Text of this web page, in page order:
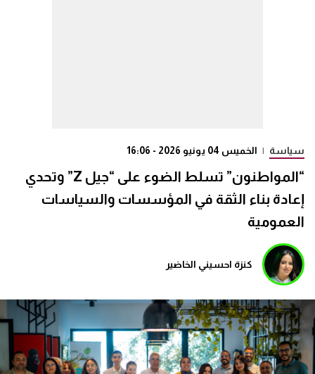
سياسة | الخميس 04 يونيو 2026 - 16:06
“المواطنون” تسلط الضوء على “جيل Z” وتحدي
إعادة بناء الثقة في المؤسسات والسياسات
العمومية
كنزة احسيني الخاضير